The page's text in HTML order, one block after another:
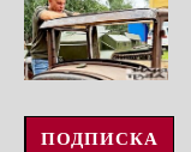
ПОДПИСКА